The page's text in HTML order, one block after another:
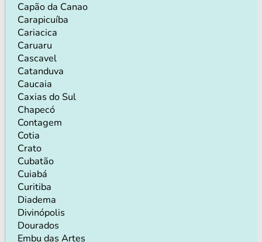
Capão da Canao
Carapicuíba
Cariacica
Caruaru
Cascavel
Catanduva
Caucaia
Caxias do Sul
Chapecó
Contagem
Cotia
Crato
Cubatão
Cuiabá
Curitiba
Diadema
Divinópolis
Dourados
Embu das Artes